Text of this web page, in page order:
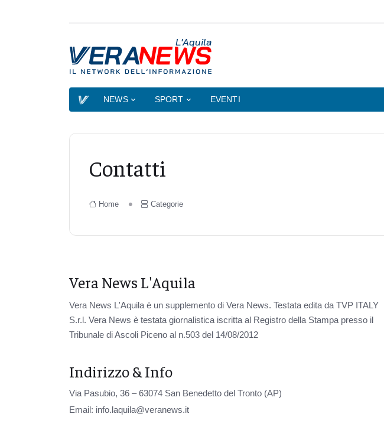
L'Aquila
NEWS SPORT EVENTI
Contatti
Home Categorie
Vera News L'Aquila
Vera News L'Aquila è un supplemento di Vera News. Testata edita da TVP ITALY
S.r.l. Vera News è testata giornalistica iscritta al Registro della Stampa presso il
Tribunale di Ascoli Piceno al n.503 del 14/08/2012
Indirizzo & Info
Via Pasubio, 36 – 63074 San Benedetto del Tronto (AP)
Email: info.laquila@veranews.it